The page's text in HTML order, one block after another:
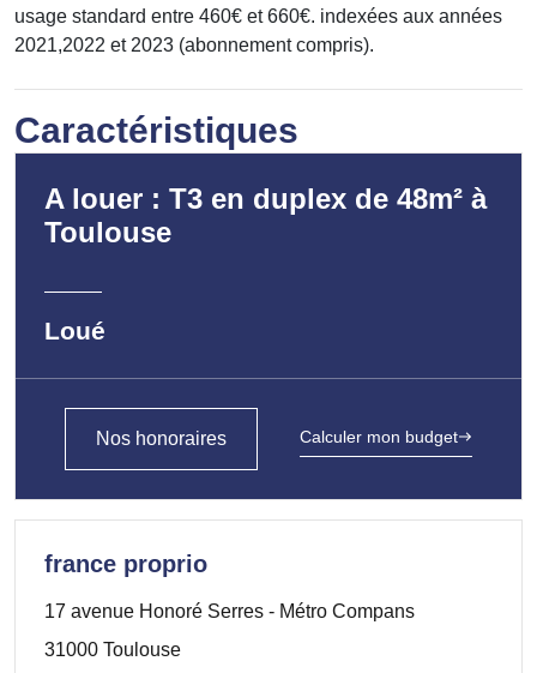
usage standard entre 460€ et 660€. indexées aux années
2021,2022 et 2023 (abonnement compris).
Caractéristiques
A louer : T3 en duplex de 48m² à
Toulouse
Loué
Nos honoraires Calculer mon budget
france proprio
17 avenue Honoré Serres - Métro Compans
31000 Toulouse